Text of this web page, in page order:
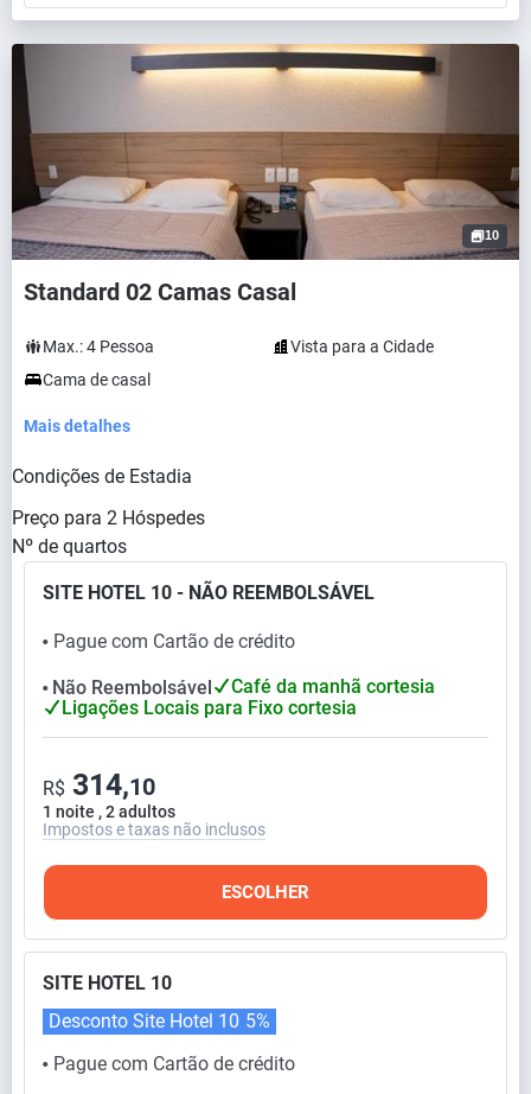
10
Standard 02 Camas Casal
Max.:4 Pessoa
Vista para a Cidade
Cama de casal
Mais detalhes
Condições de Estadia
Preço para 2 Hóspedes
Nº de quartos
SITE HOTEL 10 - NÃO REEMBOLSÁVEL
⬤ Pague com Cartão de crédito
⬤ Não Reembolsável
Café da manhã cortesia
Ligações Locais para Fixo cortesia
1 noite , 2 adultos
R$ 314,10
Impostos e taxas não inclusos
ESCOLHER
SITE HOTEL 10
⬤ Pague com Cartão de crédito
Desconto Site Hotel 10 5%